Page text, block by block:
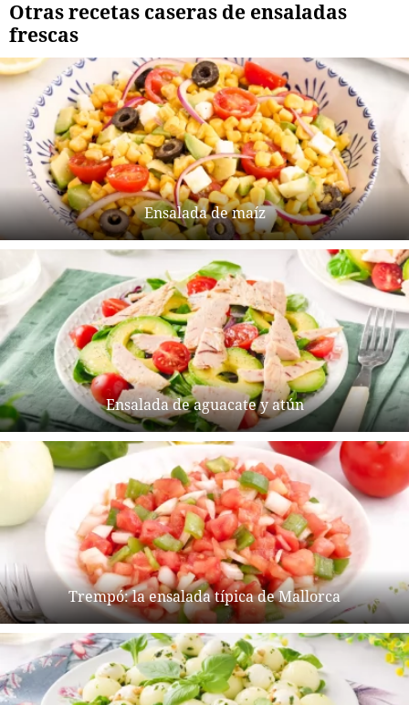
Otras recetas caseras de ensaladas
frescas
Ensalada de maíz
Ensalada de aguacate y atún
Trempó: la ensalada típica de Mallorca